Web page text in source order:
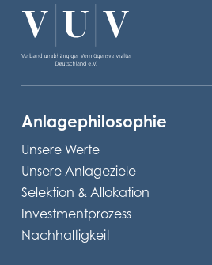
Anlagephilosophie
Unsere Werte
Unsere Anlageziele
Selektion & Allokation
Investmentprozess
Nachhaltigkeit